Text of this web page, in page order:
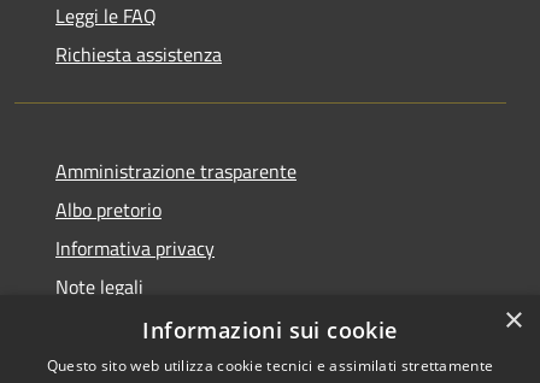
Leggi le FAQ
Richiesta assistenza
Amministrazione trasparente
Albo pretorio
Informativa privacy
Note legali
Dichiarazione di accessibilità
×
Informazioni sui cookie
Questo sito web utilizza cookie tecnici e assimilati strettamente